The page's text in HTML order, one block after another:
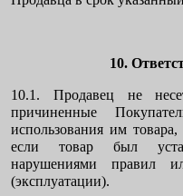
10.
10.1. Продавец не
причиненные
использования им
если товар был
нарушениями правил
(эксплуатации).